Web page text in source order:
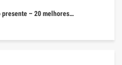
presente – 20 melhores…